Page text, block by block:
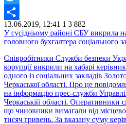
Twitter
Share
13.06.2019, 12:41 1 3 882
У сусідньому районі СБУ викрила
головного бухгалтера соціального
Співробітники Служби безпеки
корупції викрили на хабарі
одного із соціальних закладів
Черкаської області. Про це
на інформацію прес-служби
Черкаській області. Оперативники
що чиновники вимагали від
тисяч гривень. За вказану суму